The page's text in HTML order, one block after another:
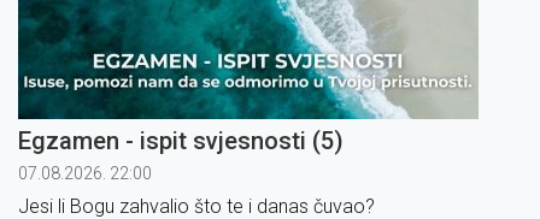
Egzamen - ispit svjesnosti (5)
07.08.2026. 22:00
Jesi li Bogu zahvalio što te i danas čuvao?